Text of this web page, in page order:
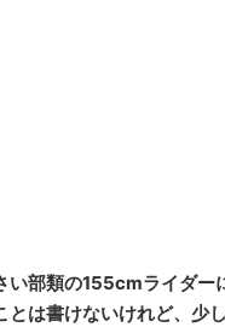
い部類の155cmライダー
とは書けないけれど、少